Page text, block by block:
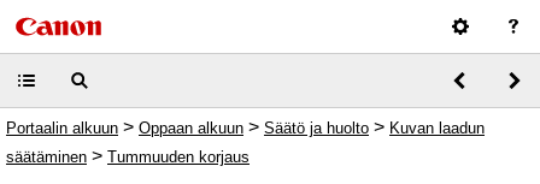
Portaalin alkuun > Oppaan alkuun > Säätö ja huolto > Kuvan laadun
säätäminen > Tummuuden korjaus